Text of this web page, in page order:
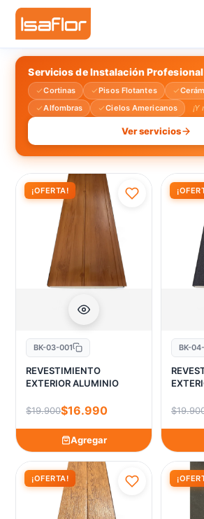
Servicios de Instalación Profesional
Cortinas Pisos Flotantes
Alfombras
Cielos Americanos ¡Y
Ver servicios
¡OFERTA!
BK-03-001
REVESTIMIENTO
EXTERIOR ALUMINIO
$19.900$16.990
Agregar
BK-
¡OFERTA!